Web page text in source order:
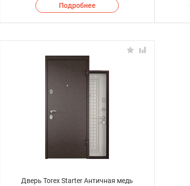
Подробнее
Дверь Torex Starter Античная медь